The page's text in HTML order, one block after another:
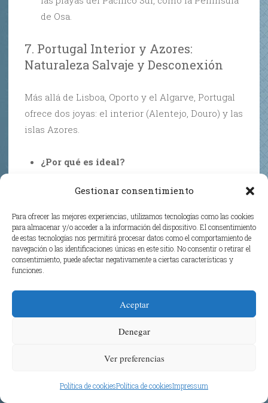
Gestionar consentimiento
Para ofrecer las mejores experiencias, utilizamos tecnologías como las cookies
para almacenar y/o acceder a la información del dispositivo. El consentimiento
de estas tecnologías nos permitirá procesar datos como el comportamiento de
navegación o las identificaciones únicas en este sitio. No consentir o retirar el
consentimiento, puede afectar negativamente a ciertas características y
funciones.
Aceptar
Denegar
Ver preferencias
Política de cookiesPolítica de cookiesImpressum
de Osa.
7. Portugal Interior y Azores:
Naturaleza Salvaje y Desconexión
Más allá de Lisboa, Oporto y el Algarve, Portugal
ofrece dos joyas: el interior (Alentejo, Douro) y las
islas Azores.
¿Por qué es ideal?
tranquilidad absoluta en el Alentejo o el
Azores:Naturaleza volcánica, aguas
termales,hikingépico y avistamiento de
ballenas. Los vuelos entre islas son
Experiencia:Alquilar un coche, recorrer las
de las Azores, bañarse en